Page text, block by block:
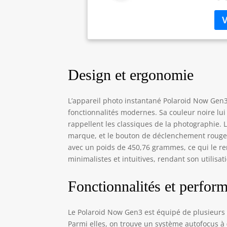
au
Design et ergonomie
L’appareil photo instantané Polaroid Now
fonctionnalités modernes. Sa couleur noire
rappellent les classiques de la photographie.
marque, et le bouton de déclenchement
avec un poids de 450,76 grammes, ce qui le
minimalistes et intuitives, rendant son
Fonctionnalités et
Le Polaroid Now Gen3 est équipé de
Parmi elles, on trouve un système autofocus